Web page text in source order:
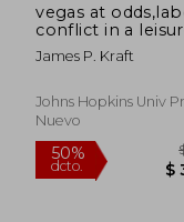
vegas at
conflict in a
economy, 1960-
James P. Kraft
Johns Hopkins Univ Pr,
Nuevo